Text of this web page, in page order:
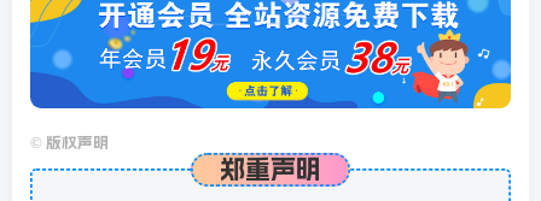
© 版权声明
郑重声明